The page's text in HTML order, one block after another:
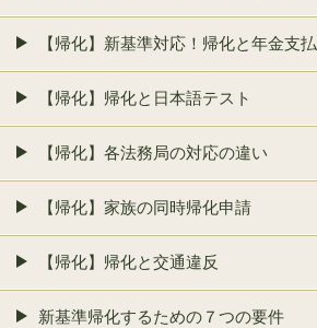
【帰化】新基準対応！帰化と年金支
【帰化】帰化と日本語テスト
【帰化】各法務局の対応の違い
【帰化】家族の同時帰化申請
【帰化】帰化と交通違反
新基準帰化するための７つの要件